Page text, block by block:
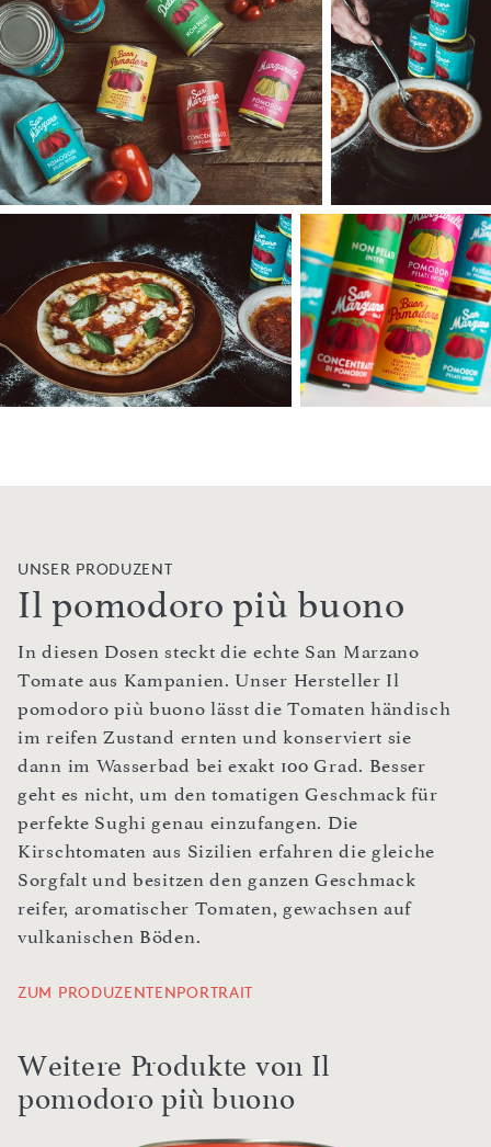
UNSER PRODUZENT
Il pomodoro più buono
In diesen Dosen steckt die echte San Marzano
Tomate aus Kampanien. Unser Hersteller Il
pomodoro più buono lässt die Tomaten händisch
im reifen Zustand ernten und konserviert sie
dann im Wasserbad bei exakt 100 Grad. Besser
geht es nicht, um den tomatigen Geschmack für
perfekte Sughi genau einzufangen. Die
Kirschtomaten aus Sizilien erfahren die gleiche
Sorgfalt und besitzen den ganzen Geschmack
reifer, aromatischer Tomaten, gewachsen auf
vulkanischen Böden.
ZUM PRODUZENTENPORTRAIT
Weitere Produkte von Il
pomodoro più buono